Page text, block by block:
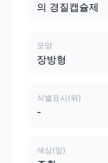
의 경질캡슐제
모양
장방형
식별표시(뒤)
-
색상(앞)